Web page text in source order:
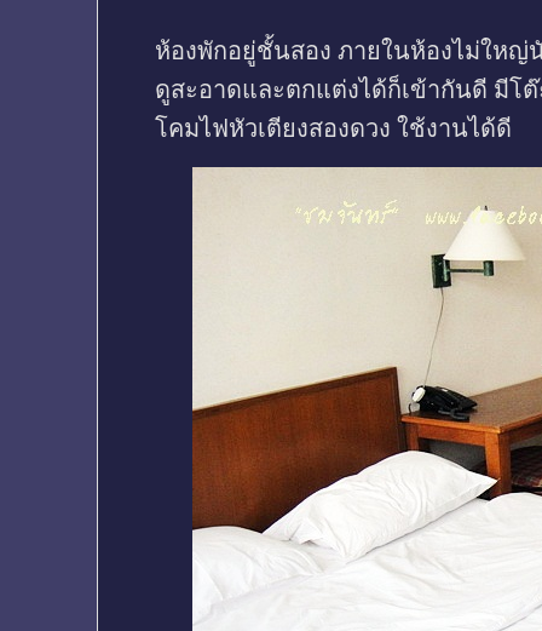
ห้องพักอยู่ชั้นสอง ภายในห้องไม่ใหญ่
ดูสะอาดและตกแต่งได้ก็เข้ากันดี มีโ
โคมไฟหัวเตียงสองดวง ใช้งานได้ดี